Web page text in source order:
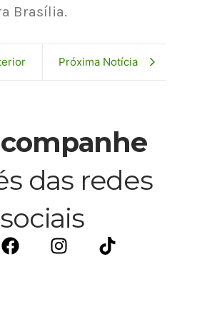
Brasília.
Próxima Notícia
das redes
sociais